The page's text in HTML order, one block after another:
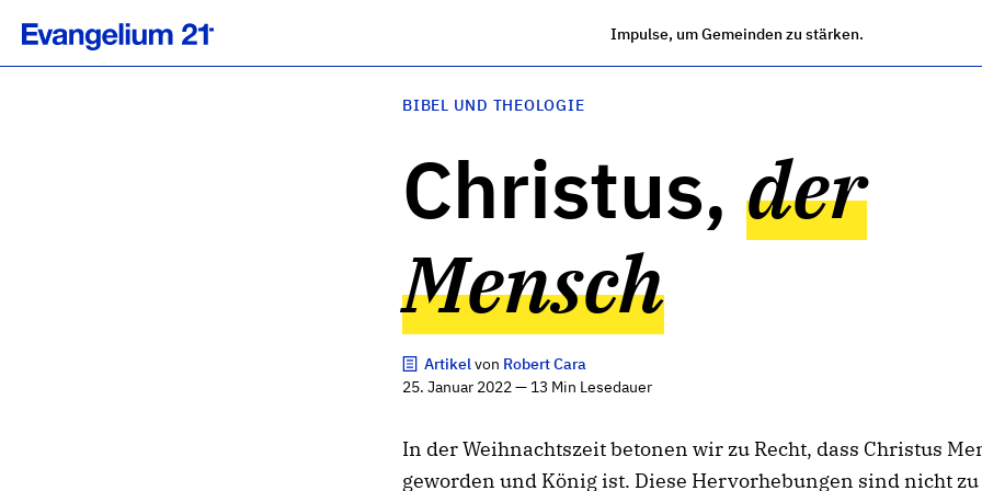
Impulse, um Gemeinden zu stärken.
BIBEL UND THEOLOGIE
Christus, der
Mensch
Artikelvon Robert Cara
25. Januar 2022 — 13 Min Lesedauer
In der Weihnachtszeit betonen wir zu Recht, dass Christus
geworden und König ist. Diese Hervorhebungen sind nicht zu